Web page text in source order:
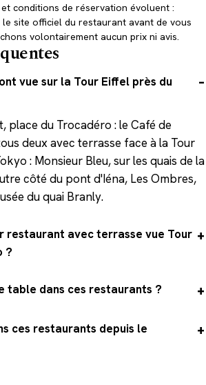
conditions de réservation évoluent :
site officiel du restaurant avant de vous
volontairement aucun prix ni avis.
vue sur la Tour Eiffel près du
place du Trocadéro : le Café de
deux avec terrasse face à la Tour
: Monsieur Bleu, sur les quais de la
côté du pont d'Iéna, Les Ombres,
du quai Branly.
restaurant avec terrasse vue Tour
?
table dans ces restaurants ?
ces restaurants depuis le